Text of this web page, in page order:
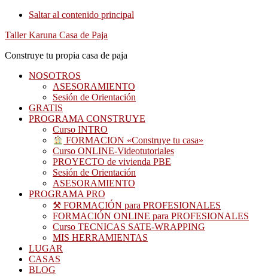
Saltar al contenido principal
Taller Karuna Casa de Paja
Construye tu propia casa de paja
NOSOTROS
ASESORAMIENTO
Sesión de Orientación
GRATIS
PROGRAMA CONSTRUYE
Curso INTRO
FORMACION «Construye tu casa»
Curso ONLINE-Videotutoriales
PROYECTO de vivienda PBE
Sesión de Orientación
ASESORAMIENTO
PROGRAMA PRO
⚒ FORMACIÓN para PROFESIONALES
FORMACIÓN ONLINE para PROFESIONALES
Curso TECNICAS SATE-WRAPPING
MIS HERRAMIENTAS
LUGAR
CASAS
BLOG